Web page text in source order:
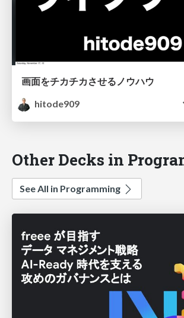
画面をチカチカさせるノウハウ
hitode909
Other Decks in
See All in Programming